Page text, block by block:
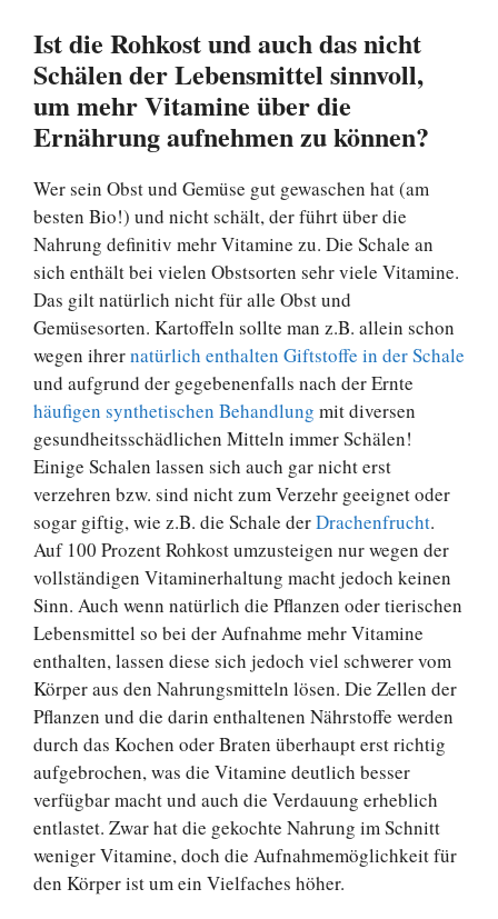
Ist die Rohkost und auch das nicht
Schälen der Lebensmittel sinnvoll,
um mehr Vitamine über die
Ernährung aufnehmen zu können?
Wer sein Obst und Gemüse gut gewaschen hat (am
besten Bio!) und nicht schält, der führt über die
Nahrung definitiv mehr Vitamine zu. Die Schale an
sich enthält bei vielen Obstsorten sehr viele Vitamine.
Das gilt natürlich nicht für alle Obst und
Gemüsesorten. Kartoffeln sollte man z.B. allein schon
wegen ihrernatürlich enthalten Giftstoffe in der Schale
und aufgrund der gegebenenfalls nach der Ernte
häufigen synthetischen Behandlung mit diversen
gesundheitsschädlichen Mitteln immer Schälen!
Einige Schalen lassen sich auch gar nicht erst
verzehren bzw. sind nicht zum Verzehr geeignet oder
sogar giftig, wie z.B. die Schale derDrachenfrucht.
Auf 100 Prozent Rohkost umzusteigen nur wegen der
vollständigen Vitaminerhaltung macht jedoch keinen
Sinn. Auch wenn natürlich die Pflanzen oder tierischen
Lebensmittel so bei der Aufnahme mehr Vitamine
enthalten, lassen diese sich jedoch viel schwerer vom
Körper aus den Nahrungsmitteln lösen. Die Zellen der
Pflanzen und die darin enthaltenen Nährstoffe werden
durch das Kochen oder Braten überhaupt erst richtig
aufgebrochen, was die Vitamine deutlich besser
verfügbar macht und auch die Verdauung erheblich
entlastet. Zwar hat die gekochte Nahrung im Schnitt
weniger Vitamine, doch die Aufnahmemöglichkeit für
den Körper ist um ein Vielfaches höher.